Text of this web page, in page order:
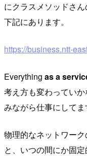
にクラスメソッドさ
下記にあります。
https://business.ntt-
Everything as a
考え方も変わってい
みながら仕事にしてま
物理的なネットワー
と、いつの間にか固